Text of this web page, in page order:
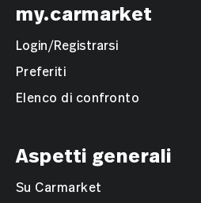
my.carmarket
Login/Registrarsi
Preferiti
Elenco di confronto
Aspetti generali
Su Carmarket